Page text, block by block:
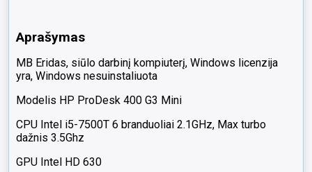
Com
jungtis
Aprašymas
MB Eridas, siūlo darbinį kompiuterį, Windows licenzija
yra, Windows nesuinstaliuota
Modelis HP ProDesk 400 G3 Mini
CPU Intel i5-7500T 6 branduoliai 2.1GHz, Max turbo
dažnis 3.5Ghz
GPU Intel HD 630